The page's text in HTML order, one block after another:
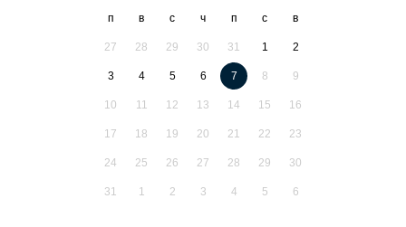
п в с ч п с в
27 28 29 30 31 1 2
3 4 5 6 7 8 9
10 11 12 13 14 15 16
17 18 19 20 21 22 23
24 25 26 27 28 29 30
31 1 2 3 4 5 6